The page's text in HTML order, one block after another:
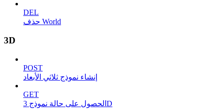
DEL
حذف World
3D
POST
إنشاء نموذج ثلاثي الأبعاد
GET
الحصول على حالة نموذج 3D